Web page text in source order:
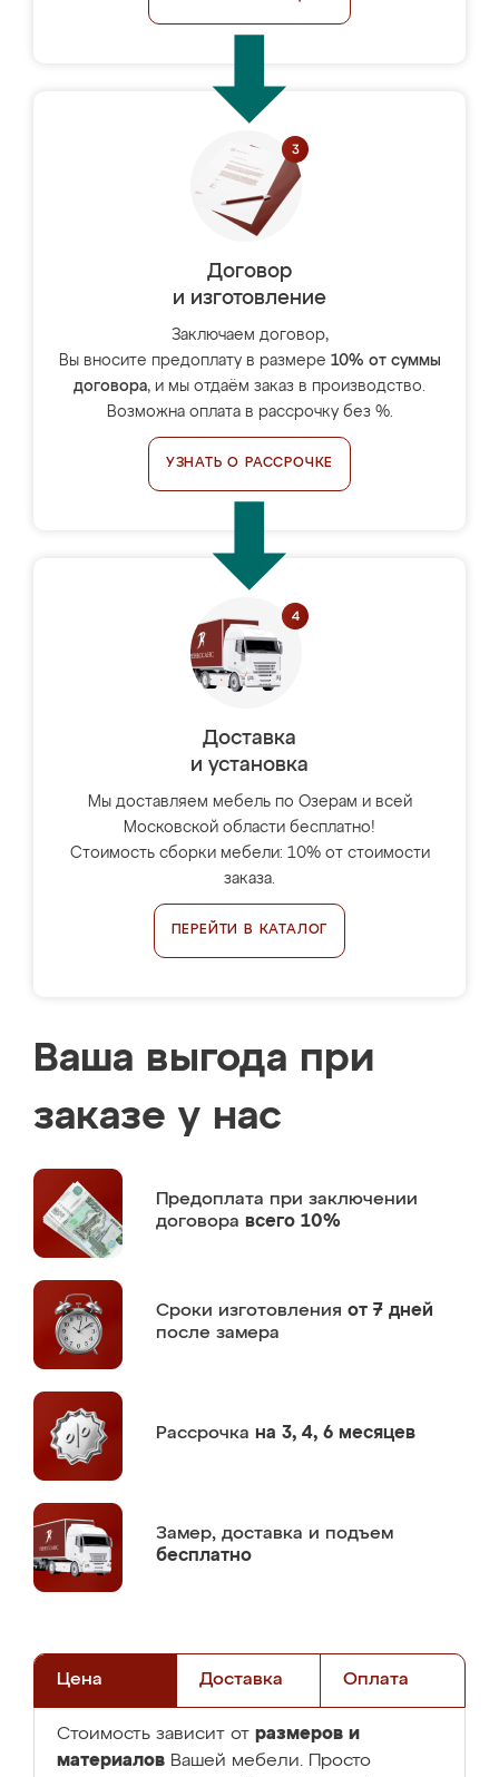
Договор
и изготовление
Заключаем договор,
Вы вносите предоплату в размере 10% от суммы
договора, и мы отдаём заказ в производство.
Возможна оплата в рассрочку без %.
УЗНАТЬ О РАССРОЧКЕ
Доставка
и установка
Мы доставляем мебель по Озерам и всей
Московской области бесплатно!
Стоимость сборки мебели: 10% от стоимости
заказа.
ПЕРЕЙТИ В КАТАЛОГ
Ваша выгода при
заказе у нас
Предоплата при заключении
договора всего 10%
Сроки изготовления от 7 дней
после замера
Рассрочка на 3, 4, 6 месяцев
Замер, доставка и подъем
бесплатно
Цена Доставка Оплата
Стоимость зависит от размеров и
материалов Вашей мебели. Просто